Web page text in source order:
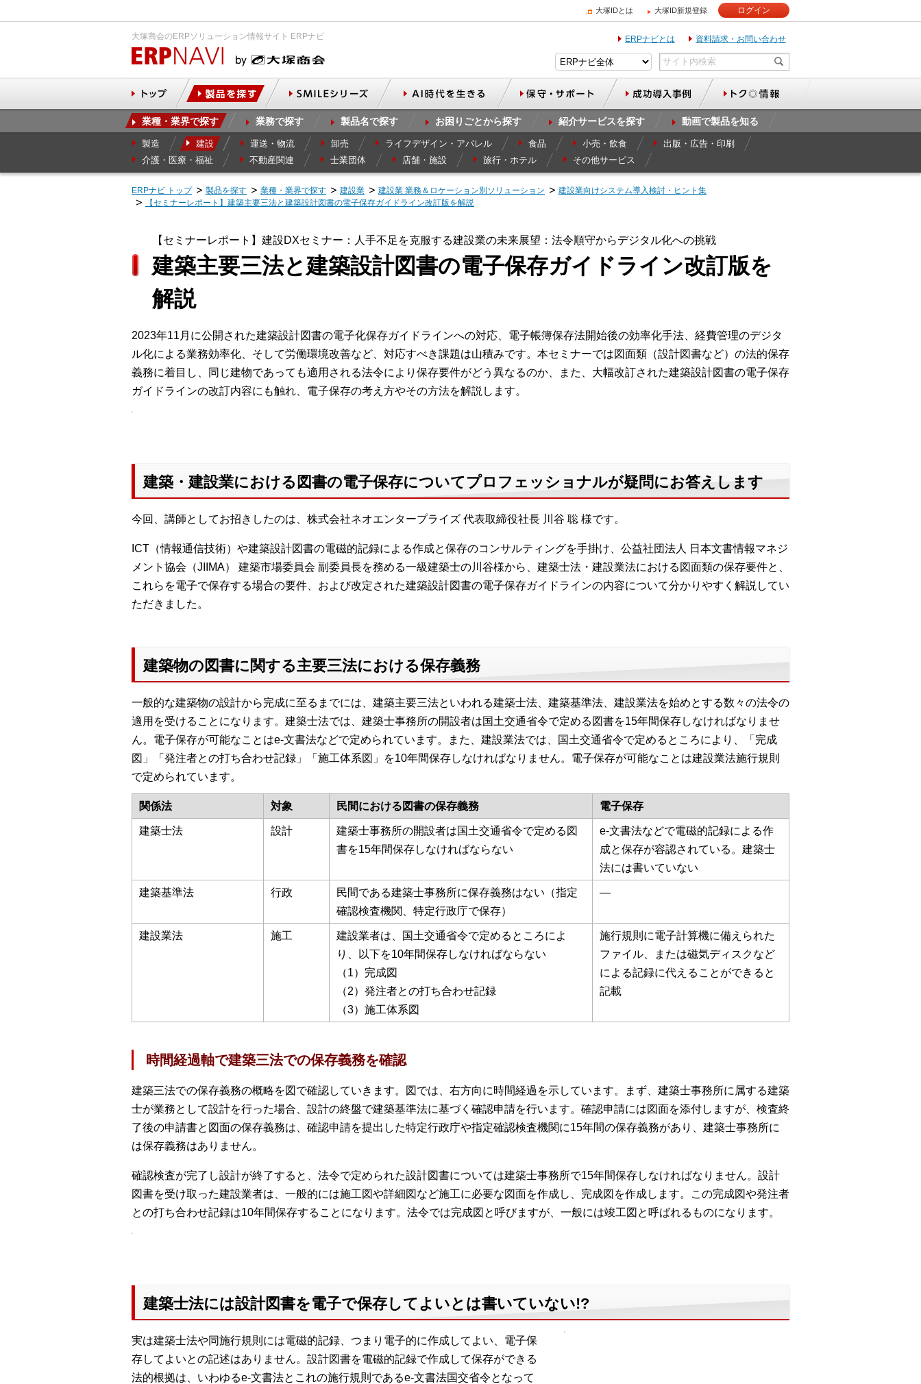
大塚IDとは 大塚ID新規登録 ログイン
大塚商会のERPソリューション情報サイト ERPナビ ERPナビとは 資料請求・お問い合わせ
業種・業界で探す 業務で探す 製品名で探す お困りごとから探す 紹介サービスを探す 動画で製品を知る
製造 建設 運送・物流 卸売 ライフデザイン・アパレル 食品 小売・飲食
出版・広告・印刷
介護・医療・福祉
不動産関連 士業団体 店舗・施設 旅行・ホテル その他サービス
ERPナビ トップ 製品を探す 業種・業界で探す 建設業 建設業 業務＆ロケーション別ソリューション
建設業向けシステム導入検討・ヒント集
【セミナーレポート】建築主要三法と建築設計図書の電子保存ガイドライン改訂版を解説
【セミナーレポート】建設DXセミナー：人手不足を克服する建設業の未来展望：法令順守からデジタル化への挑戦
建築主要三法と建築設計図書の電子保存ガイドライン改訂版を
解説
2023年11月に公開された建築設計図書の電子化保存ガイドラインへの対応、電子帳簿保存法開始後の効率化手法、経費管理のデジタ
ル化による業務効率化、そして労働環境改善など、対応すべき課題は山積みです。本セミナーでは図面類（設計図書など）の法的保存
義務に着目し、同じ建物であっても適用される法令により保存要件がどう異なるのか、また、大幅改訂された建築設計図書の電子保存
ガイドラインの改訂内容にも触れ、電子保存の考え方やその方法を解説します。
建築・建設業における図書の電子保存についてプロフェッショナルが疑問にお答えします
今回、講師としてお招きしたのは、株式会社ネオエンタープライズ 代表取締役社長 川谷 聡 様です。
ICT（情報通信技術）や建築設計図書の電磁的記録による作成と保存のコンサルティングを手掛け、公益社団法人 日本文書情報マネジ
メント協会（JIIMA） 建築市場委員会 副委員長を務める一級建築士の川谷様から、建築士法・建設業法における図面類の保存要件と、
これらを電子で保存する場合の要件、および改定された建築設計図書の電子保存ガイドラインの内容について分かりやすく解説してい
ただきました。
建築物の図書に関する主要三法における保存義務
一般的な建築物の設計から完成に至るまでには、建築主要三法といわれる建築士法、建築基準法、建設業法を始めとする数々の法令の
適用を受けることになります。建築士法では、建築士事務所の開設者は国土交通省令で定める図書を15年間保存しなければなりませ
ん。電子保存が可能なことはe-文書法などで定められています。また、建設業法では、国土交通省令で定めるところにより、「完成
図」「発注者との打ち合わせ記録」「施工体系図」を10年間保存しなければなりません。電子保存が可能なことは建設業法施行規則
で定められています。
関係法 対象 民間における図書の保存義務 電子保存
建築士法 設計
建築士事務所の開設者は国土交通省令で定める図
書を15年間保存しなければならない
e-文書法などで電磁的記録による作
成と保存が容認されている。建築士
法には書いていない
建築基準法 行政
民間である建築士事務所に保存義務はない（指定
確認検査機関、特定行政庁で保存）
―
建設業法 施工
建設業者は、国土交通省令で定めるところによ
り、以下を10年間保存しなければならない
（1）完成図
（2）発注者との打ち合わせ記録
（3）施工体系図
施行規則に電子計算機に備えられた
ファイル、または磁気ディスクなど
による記録に代えることができると
記載
時間経過軸で建築三法での保存義務を確認
建築三法での保存義務の概略を図で確認していきます。図では、右方向に時間経過を示しています。まず、建築士事務所に属する建築
士が業務として設計を行った場合、設計の終盤で建築基準法に基づく確認申請を行います。確認申請には図面を添付しますが、検査終
了後の申請書と図面の保存義務は、確認申請を提出した特定行政庁や指定確認検査機関に15年間の保存義務があり、建築士事務所に
は保存義務はありません。
確認検査が完了し設計が終了すると、法令で定められた設計図書については建築士事務所で15年間保存しなければなりません。設計
図書を受け取った建設業者は、一般的には施工図や詳細図など施工に必要な図面を作成し、完成図を作成します。この完成図や発注者
との打ち合わせ記録は10年間保存することになります。法令では完成図と呼びますが、一般には竣工図と呼ばれるものになります。
建築士法には設計図書を電子で保存してよいとは書いていない!?
実は建築士法や同施行規則には電磁的記録、つまり電子的に作成してよい、電子保
存してよいとの記述はありません。設計図書を電磁的記録で作成して保存ができる
法的根拠は、いわゆるe-文書法とこれの施行規則であるe-文書法国交省令となって